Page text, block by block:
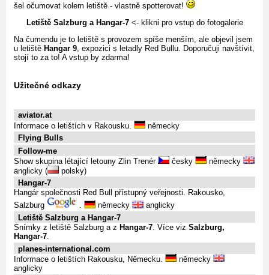
šel očumovat kolem letiště - vlastně spotterovat!
Letiště Salzburg a Hangar-7<- klikni pro vstup do fotogalerie
Na čumendu je to letiště s provozem spíše menším, ale objevil jsem
u letiště Hangar 9 , expozici s letadly Red Bullu. Doporučuji navštívit,
stojí to za to! A vstup by zdarma!
Užitečné odkazy
aviator.at
Informace o letištích v Rakousku.
německy
Flying Bulls
Follow-me
Show skupina létající letouny Zlin Trenér
česky
německy
anglicky (
polsky)
Hangar-7
Hangár společnosti Red Bull přístupný veřejnosti. Rakousko,
Salzburg
. německy
anglicky
Letiště Salzburg a Hangar-7
Snímky z letiště Salzburg a z Hangar-7. Více viz Salzburg,
Hangar-7.
planes-international.com
Informace o letištích Rakousku, Německu.
německy
anglicky